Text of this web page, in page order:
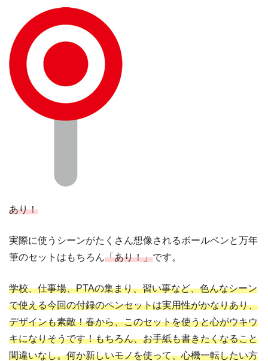
あり！
実際に使うシーンがたくさん想像されるボールペンと万年
筆のセットはもちろん「あり！」です。
学校、仕事場、PTAの集まり、習い事など、色んなシーン
で使える今回の付録のペンセットは実用性がかなりあり、
デザインも素敵！春から、このセットを使うと心がウキウ
キになりそうです！もちろん、お手紙も書きたくなること
間違いなし。何か新しいモノを使って、心機一転したい方